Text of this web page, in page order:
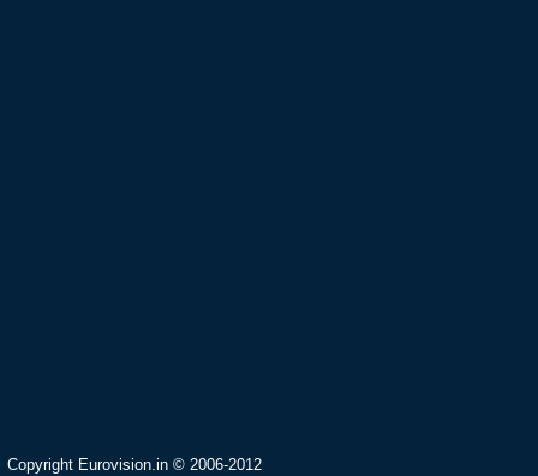
Copyright Eurovision.in © 2006-2012